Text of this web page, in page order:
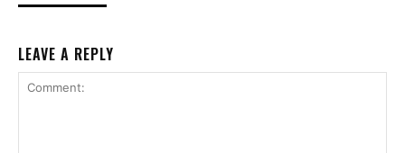
LEAVE A REPLY